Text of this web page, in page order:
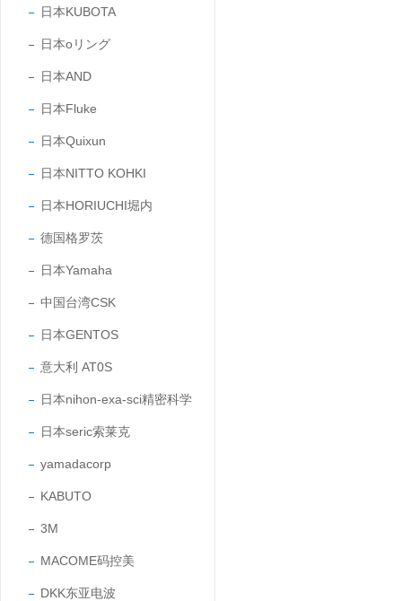
日本KUBOTA
日本oリング
日本AND
日本Fluke
日本Quixun
日本NITTO KOHKI
日本HORIUCHI堀内
德国格罗茨
日本Yamaha
中国台湾CSK
日本GENTOS
意大利 AT0S
日本nihon-exa-sci精密科学
日本seric索莱克
yamadacorp
KABUTO
3M
MACOME码控美
DKK东亚电波